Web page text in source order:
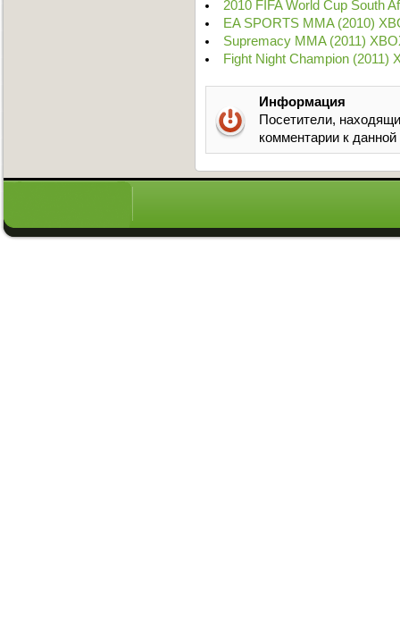
2010 FIFA World Cup South
EA SPORTS MMA (2010)
Supremacy MMA (2011)
Fight Night Champion (2011)
Информация
Посетители,
комментарии к